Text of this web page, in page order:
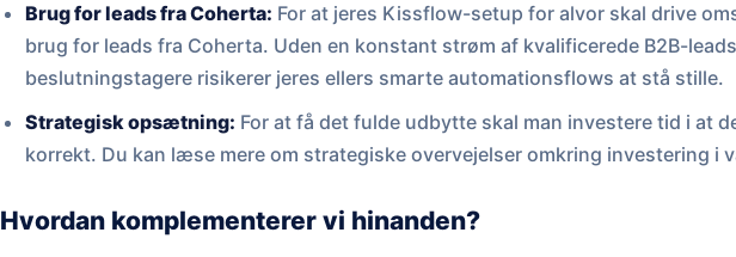
Brug for leads fra Coherta: For at jeres Kissflow-setup for alvor skal drive
brug for leads fra Coherta. Uden en konstant strøm af kvalificerede B2B-
beslutningstagere risikerer jeres ellers smarte automationsflows at stå stille.
Strategisk opsætning: For at få det fulde udbytte skal man investere tid i at
korrekt. Du kan læse mere om strategiske overvejelser omkring investering
Hvordan komplementerer vi hinanden?